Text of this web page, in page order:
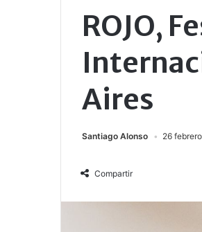
ROJO,
Aires
Santiago Alonso 26
Compartir